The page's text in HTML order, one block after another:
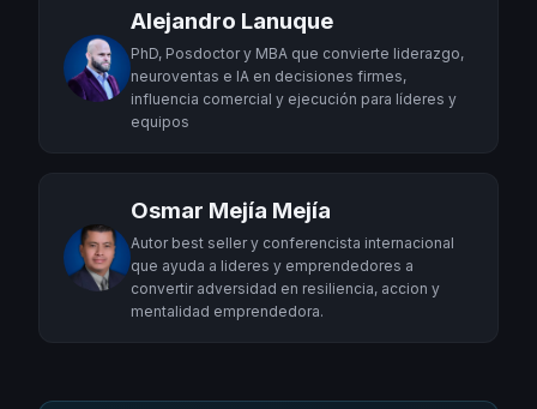
Alejandro Lanuque
PhD, Posdoctor y MBA que convierte liderazgo,
neuroventas e IA en decisiones firmes,
influencia comercial y ejecución para líderes y
equipos
Osmar Mejía Mejía
Autor best seller y conferencista internacional
que ayuda a lideres y emprendedores a
convertir adversidad en resiliencia, accion y
mentalidad emprendedora.